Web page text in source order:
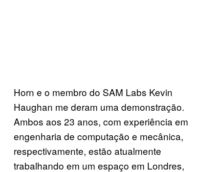
Horn e o membro do SAM Labs Kevin
Haughan me deram uma demonstração.
Ambos aos 23 anos, com experiência em
engenharia de computação e mecânica,
respectivamente, estão atualmente
trabalhando em um espaço em Londres,